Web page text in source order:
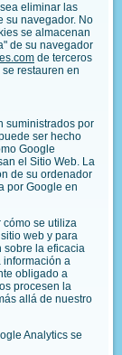
eliminar las
su navegador. No
se almacenan
de su navegador
de terceros
restauren en
suministrados por
ser hecho
Google
el Sitio Web. La
de su ordenador
por Google en
cómo se utiliza
web y para
sobre la eficacia
información a
obligado a
procesen la
allá de nuestro
Analytics se